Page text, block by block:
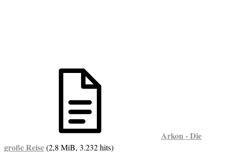
Arkon - Die
große Reise(2,8 MiB, 3.232 hits)